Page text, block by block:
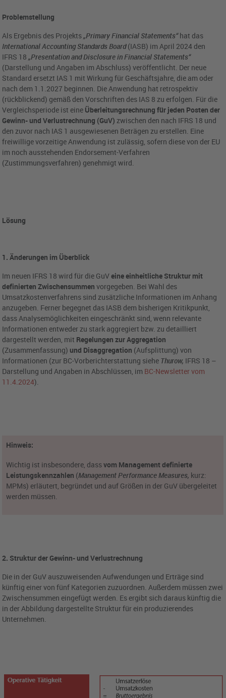
Problemstellung
Als Ergebnis des Projekts„Primary Financial Statements“hat das
International Accounting Standards Board(IASB) im April 2024 den
IFRS 18„Presentation and Disclosure in Financial Statements“
(Darstellung und Angaben im Abschluss) veröffentlicht. Der neue
Standard ersetzt IAS 1 mit Wirkung für Geschäftsjahre, die am oder
nach dem 1.1.2027 beginnen. Die Anwendung hat retrospektiv
(rückblickend) gemäß den Vorschriften des IAS 8 zu erfolgen. Für die
Vergleichsperiode ist eine Überleitungsrechnung für jeden Posten der
Gewinn- und Verlustrechnung (GuV) zwischen den nach IFRS 18 und
den zuvor nach IAS 1 ausgewiesenen Beträgen zu erstellen. Eine
freiwillige vorzeitige Anwendung ist zulässig, sofern diese von der EU
im noch ausstehenden Endorsement-Verfahren
(Zustimmungsverfahren) genehmigt wird.
Lösung
1. Änderungen im Überblick
Im neuen IFRS 18 wird für die GuVeine einheitliche Struktur mit
definierten Zwischensummen vorgegeben. Bei Wahl des
Umsatzkostenverfahrens sind zusätzliche Informationen im Anhang
anzugeben. Ferner begegnet das IASB dem bisherigen Kritikpunkt,
dass Analysemöglichkeiten eingeschränkt sind, wenn relevante
Informationen entweder zu stark aggregiert bzw. zu detailliert
dargestellt werden, mit Regelungen zur Aggregation
(Zusammenfassung) und Disaggregation (Aufsplittung) von
Informationen (zur BC-Vorberichterstattung siehe Thurow, IFRS 18 –
Darstellung und Angaben in Abschlüssen, im BC-Newsletter vom
11.4.2024).
Hinweis:
Wichtig ist insbesondere, dassvom Management definierte
Leistungskennzahlen (Management Performance Measures, kurz:
MPMs) erläutert, begründet und auf Größen in der GuV übergeleitet
werden müssen.
2. Struktur der Gewinn- und Verlustrechnung
Die in der GuV auszuweisenden Aufwendungen und Erträge sind
künftig einer von fünf Kategorien zuzuordnen. Außerdem müssen zwei
Zwischensummen eingefügt werden. Es ergibt sich daraus künftig die
in der Abbildung dargestellte Struktur für ein produzierendes
Unternehmen.